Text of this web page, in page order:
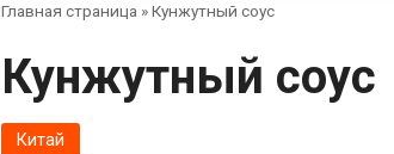
Главная страница »Кунжутный соус
Кунжутный соус
Китай